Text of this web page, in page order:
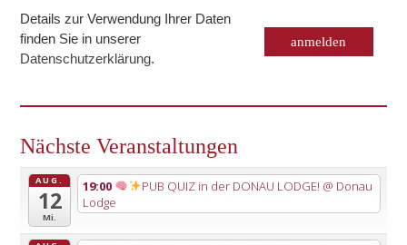
Details zur Verwendung Ihrer Daten
finden Sie in unserer
Datenschutzerklärung.
Nächste Veranstaltungen
AUG.
12
Mi.
19:00 PUB QUIZ in der DONAU LODGE! @ Donau
Lodge